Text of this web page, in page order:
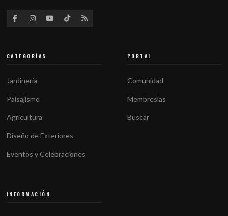
CATEGORÍAS
Jardinería
Paisajismo
Agricultura
Diseño de Exteriores
Eventos y Celebraciones
PORTAL
Comunidad
Membresías
Buscar
INFORMACIÓN